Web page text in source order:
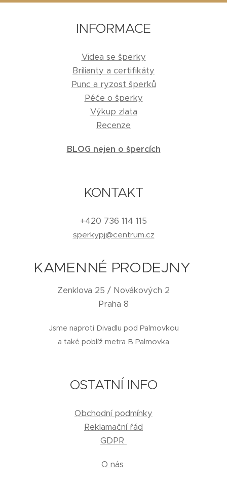
INFORMACE
Videa se šperky
Brilianty a certifikáty
Punc a ryzost šperků
Péče o šperky
Výkup zlata
Recenze
BLOG nejen o špercích
KONTAKT
+420 736 114 115
sperkypj@centrum.cz
KAMENNÉ PRODEJNY
Zenklova 25 / Novákových 2
Praha 8
Jsme naproti Divadlu pod Palmovkou
a také poblíž metra B Palmovka
OSTATNÍ INFO
Obchodní podmínky
Reklamační řád
GDPR
O nás